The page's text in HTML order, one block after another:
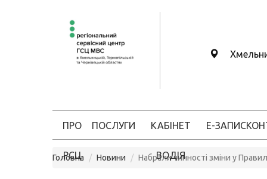
ПРО
РСЦ
ПОСЛУГИ КАБІНЕТ
ВОДІЯ
Е-ЗАПИС
Головна Новини Набрали чинності зміни у